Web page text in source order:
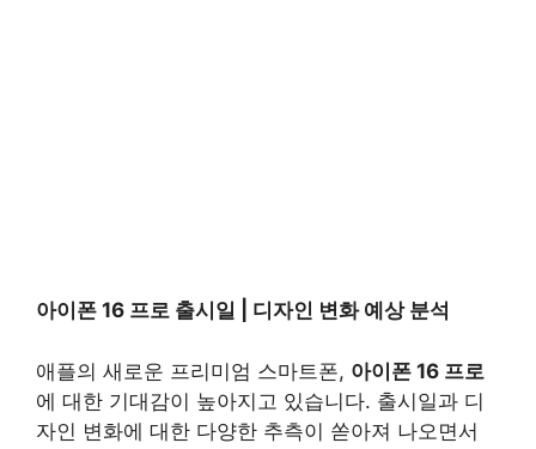
아이폰 16 프로 출시일 | 디자인 변화 예상 분석
애플의 새로운 프리미엄 스마트폰, 아이폰 16 프로
에 대한 기대감이 높아지고 있습니다. 출시일과 디
자인 변화에 대한 다양한 추측이 쏟아져 나오면서